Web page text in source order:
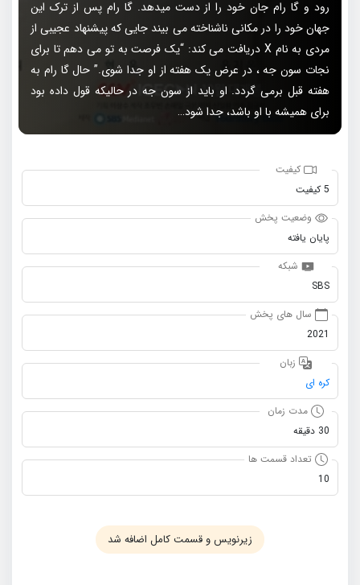
رود و گا رام جان خود را از دست میدهد. گا رام پس از ترک این
جهان خود را در مکانی ناشناخته می بیند جایی که پیشنهاد عجیبی از
مردی به نام X دریافت می کند: “یک فرصت به تو می دهم تا برای
نجات سون جه ، در عرض یک هفته از او جدا شوی.” حال گا رام به
هفته قبل برمی گردد. او باید از سون جه در حالیکه قول داده بود
برای همیشه با او باشد، جدا شود…
کیفیت
5 کیفیت
وضعیت پخش
پایان یافته
شبکه
SBS
سال های پخش
2021
زبان
کره ای
مدت زمان
30 دقیقه
تعداد قسمت ها
10
زیرنویس و قسمت کامل اضافه شد